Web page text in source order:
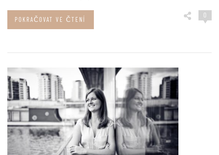
0
POKRAČOVAT VE ČTENÍ